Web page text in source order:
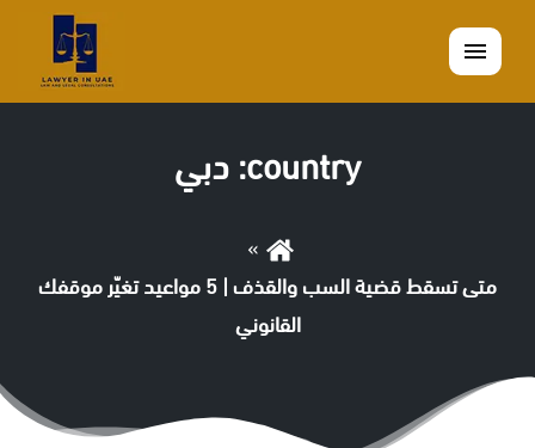
القائمة
country: دبي
متى تسقط قضية السب والقذف | 5 مواعيد تغيّر موقفك
القانوني